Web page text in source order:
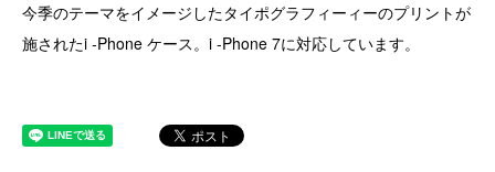
今季のテーマをイメージしたタイポグラフィーィーのプリントが
施されたi -Phone ケース。i -Phone 7に対応しています。